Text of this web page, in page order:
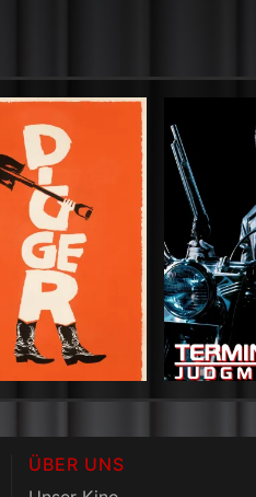
ÜBER UNS